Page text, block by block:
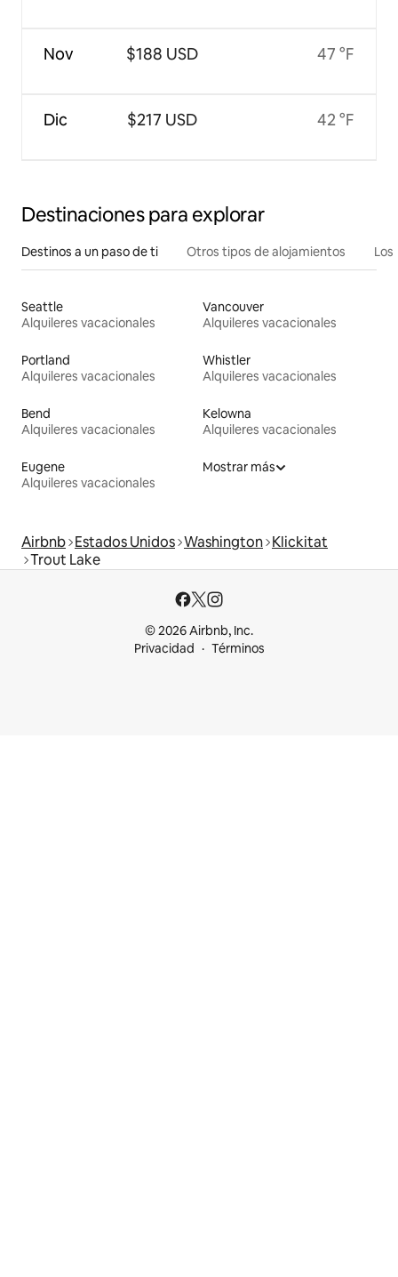
Nov
Dic
$188 USD
$217 USD
47 °F
42 °F
Destinaciones para explorar
Destinos a un paso de ti Otros tipos de alojamientos
Seattle
Alquileres vacacionales
Vancouver
Alquileres vacacionales
Portland
Alquileres vacacionales
Whistler
Alquileres vacacionales
Bend
Alquileres vacacionales
Kelowna
Alquileres vacacionales
Eugene
Alquileres vacacionales
Mostrar más
Airbnb Estados Unidos Washington Klickitat
Trout Lake
© 2026 Airbnb, Inc.
Privacidad
Términos